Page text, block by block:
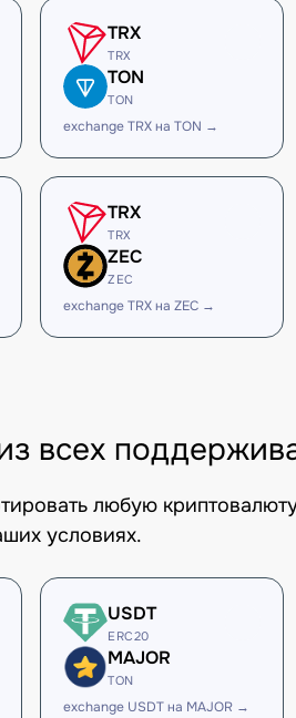
TRX
TRX
TON
TON
exchange TRX на TON →
TRX
TRX
ZEC
ZEC
exchange TRX на ZEC →
всех
любую
условиях.
USDT
ERC20
MAJOR
TON
exchange USDT на MAJOR →